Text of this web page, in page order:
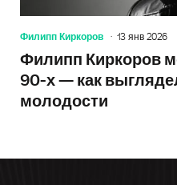
Филипп Киркоров 13 янв 2026
Филипп Киркоров
90-х — как
молодости